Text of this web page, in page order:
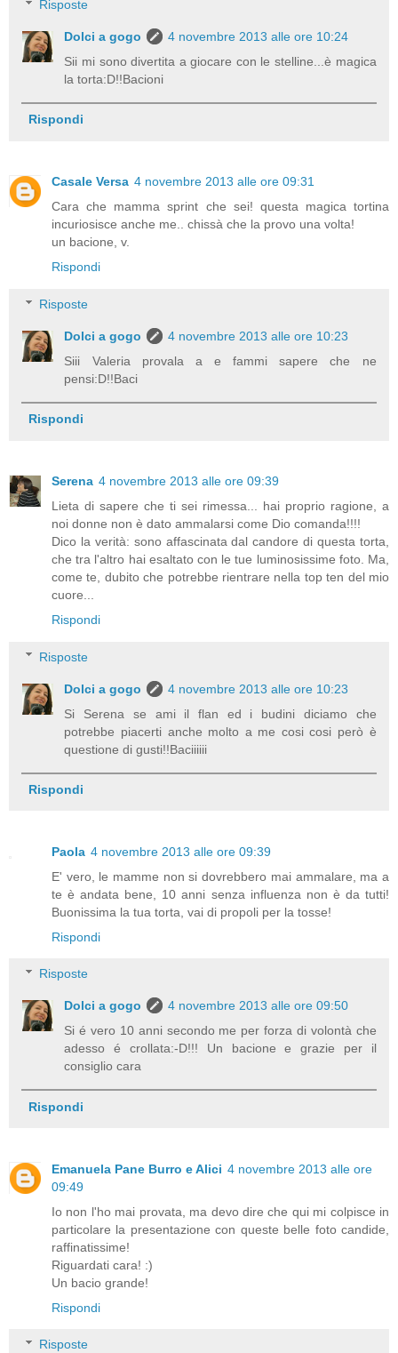
Risposte
Dolci a gogo
4 novembre 2013 alle ore 10:24
Sii mi sono divertita a giocare con le stelline...è magica
la torta:D!!Bacioni
Rispondi
Casale Versa 4 novembre 2013 alle ore 09:31
Cara che mamma sprint che sei! questa magica tortina
incuriosisce anche me.. chissà che la provo una volta!
un bacione, v.
Rispondi
Risposte
Dolci a gogo
4 novembre 2013 alle ore 10:23
Siii Valeria provala a e fammi sapere che ne
pensi:D!!Baci
Rispondi
Serena 4 novembre 2013 alle ore 09:39
Lieta di sapere che ti sei rimessa... hai proprio ragione, a
noi donne non è dato ammalarsi come Dio comanda!!!!
Dico la verità: sono affascinata dal candore di questa torta,
che tra l'altro hai esaltato con le tue luminosissime foto. Ma,
come te, dubito che potrebbe rientrare nella top ten del mio
cuore...
Rispondi
Risposte
Dolci a gogo
4 novembre 2013 alle ore 10:23
Si Serena se ami il flan ed i budini diciamo che
potrebbe piacerti anche molto a me cosi cosi però è
questione di gusti!!Baciiiiii
Rispondi
Paola 4 novembre 2013 alle ore 09:39
E' vero, le mamme non si dovrebbero mai ammalare, ma a
te è andata bene, 10 anni senza influenza non è da tutti!
Buonissima la tua torta, vai di propoli per la tosse!
Rispondi
Risposte
Dolci a gogo
4 novembre 2013 alle ore 09:50
Si é vero 10 anni secondo me per forza di volontà che
adesso é crollata:-D!!! Un bacione e grazie per il
consiglio cara
Rispondi
Emanuela Pane Burro e Alici 4 novembre 2013 alle ore
09:49
Io non l'ho mai provata, ma devo dire che qui mi colpisce in
particolare la presentazione con queste belle foto candide,
raffinatissime!
Riguardati cara! :)
Un bacio grande!
Rispondi
Risposte